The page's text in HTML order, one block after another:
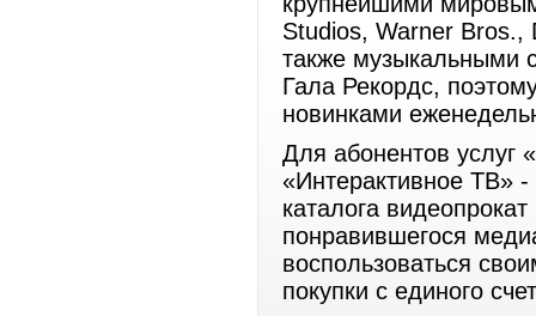
Studios, Warner Bros.,
также музыкальными
Гала Рекордс,
новинками
Для абонентов услуг
«Интерактивное ТВ»
каталога
понравившегося
воспользоваться
покупки с единого